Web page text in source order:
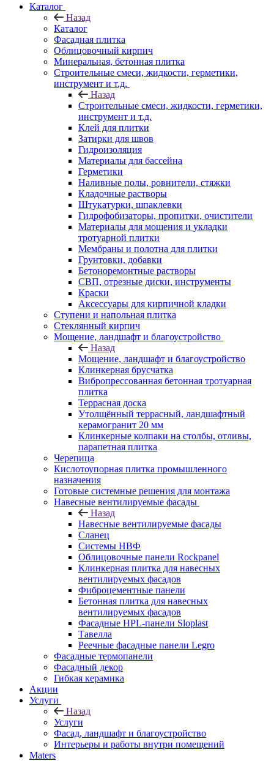
Каталог
Назад
Каталог
Фасадная плитка
Облицовочный кирпич
Минеральная, бетонная плитка
Строительные смеси, жидкости, герметики,
инструмент и т.д.
Назад
Строительные смеси, жидкости, герметики,
инструмент и т.д.
Клей для плитки
Затирки для швов
Гидроизоляция
Материалы для бассейна
Герметики
Наливные полы, ровнители, стяжки
Кладочные растворы
Штукатурки, шпаклевки
Гидрофобизаторы, пропитки, очистители
Материалы для мощения и укладки
тротуарной плитки
Мембраны и полотна для плитки
Грунтовки, добавки
Бетоноремонтные растворы
СВП, отрезные диски, инструменты
Краски
Аксессуары для кирпичной кладки
Ступени и напольная плитка
Cтеклянный кирпич
Мощение, ландшафт и благоустройство
Назад
Мощение, ландшафт и благоустройство
Клинкерная брусчатка
Вибропрессованная бетонная тротуарная
плитка
Террасная доска
Утолщённый террасный, ландшафтный
керамогранит 20 мм
Клинкерные колпаки на столбы, отливы,
парапетная плитка
Черепица
Кислотоупорная плитка промышленного
назначения
Готовые системные решения для монтажа
Навесные вентилируемые фасады
Назад
Навесные вентилируемые фасады
Сланец
Системы НВФ
Облицовочные панели Rockpanel
Клинкерная плитка для навесных
вентилируемых фасадов
Фиброцементные панели
Бетонная плитка для навесных
вентилируемых фасадов
Фасадные HPL-панели Sloplast
Тавелла
Реечные фасадные панели Legro
Фасадные термопанели
Фасадный декор
Гибкая керамика
Акции
Услуги
Назад
Услуги
Фасад, ландшафт и благоустройство
Интерьеры и работы внутри помещений
Maters